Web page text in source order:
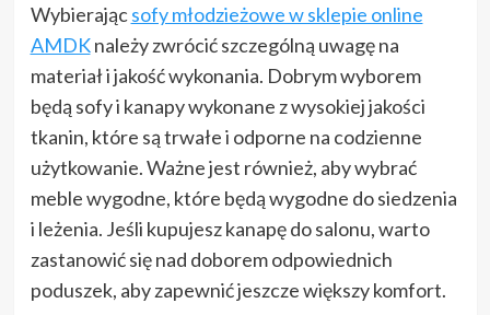
Wybierającsofy młodzieżowe w sklepie online
AMDKnależy zwrócić szczególną uwagę na
materiał i jakość wykonania. Dobrym wyborem
będą sofy i kanapy wykonane z wysokiej jakości
tkanin, które są trwałe i odporne na codzienne
użytkowanie. Ważne jest również, aby wybrać
meble wygodne, które będą wygodne do siedzenia
i leżenia. Jeśli kupujesz kanapę do salonu, warto
zastanowić się nad doborem odpowiednich
poduszek, aby zapewnić jeszcze większy komfort.